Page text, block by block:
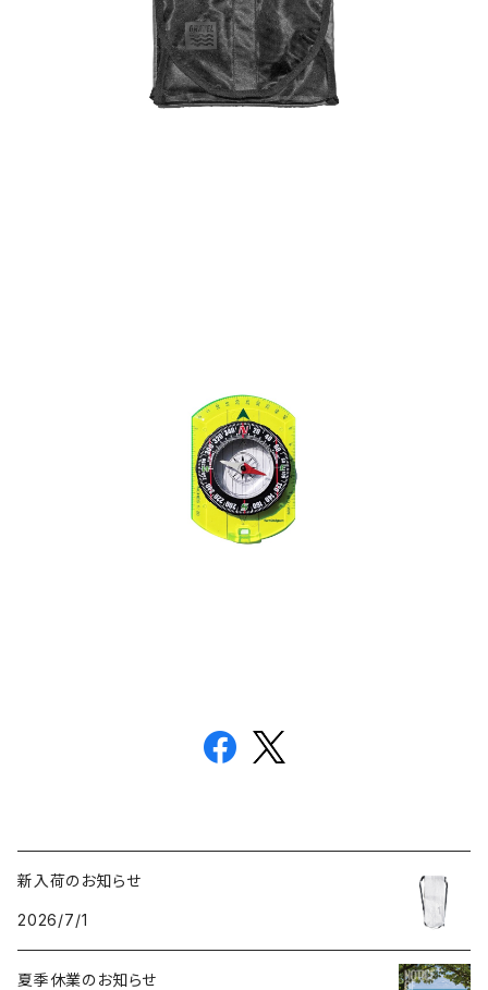
新入荷のお知らせ
2026/7/1
夏季休業のお知らせ